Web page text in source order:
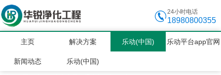
24小时电话
18980800355
主页 解决方案 乐动(中国) 乐动平台app官网
新闻动态 乐动(中国)